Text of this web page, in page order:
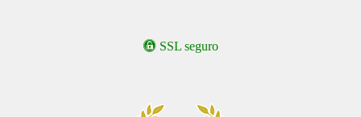
SSL seguro